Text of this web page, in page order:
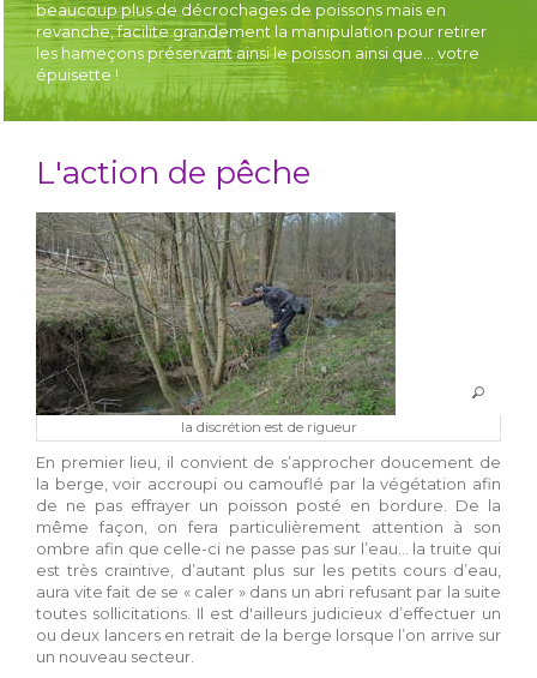
beaucoup plus de décrochages de poissons mais en
revanche, facilite grandement la manipulation pour retirer
les hameçons préservant ainsi le poisson ainsi que… votre
épuisette !
L'action de pêche
la discrétion est de rigueur
En premier lieu, il convient de s’approcher doucement de
la berge, voir accroupi ou camouflé par la végétation afin
de ne pas effrayer un poisson posté en bordure. De la
même façon, on fera particulièrement attention à son
ombre afin que celle-ci ne passe pas sur l’eau… la truite qui
est très craintive, d’autant plus sur les petits cours d’eau,
aura vite fait de se « caler » dans un abri refusant par la suite
toutes sollicitations. Il est d'ailleurs judicieux d’effectuer un
ou deux lancers en retrait de la berge lorsque l’on arrive sur
un nouveau secteur.